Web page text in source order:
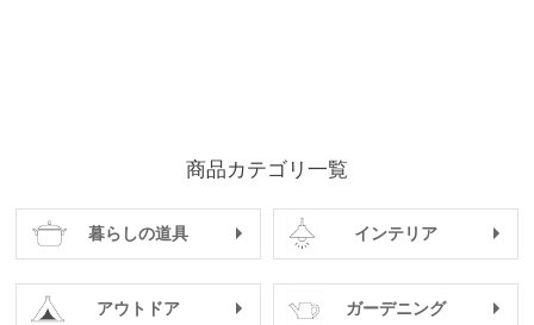
商品カテゴリ一覧
暮らしの道具 インテリア
アウトドア ガーデニング